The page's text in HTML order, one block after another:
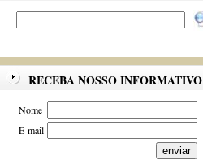
RECEBA NOSSO INFORMATIVO
Nome
E-mail